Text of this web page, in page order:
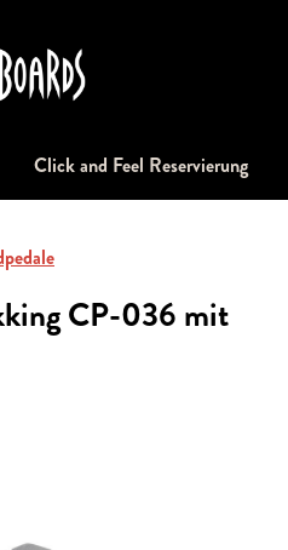
enthält 0 Positionen. Der
Click and Feel Reservierung
CP-036 mit